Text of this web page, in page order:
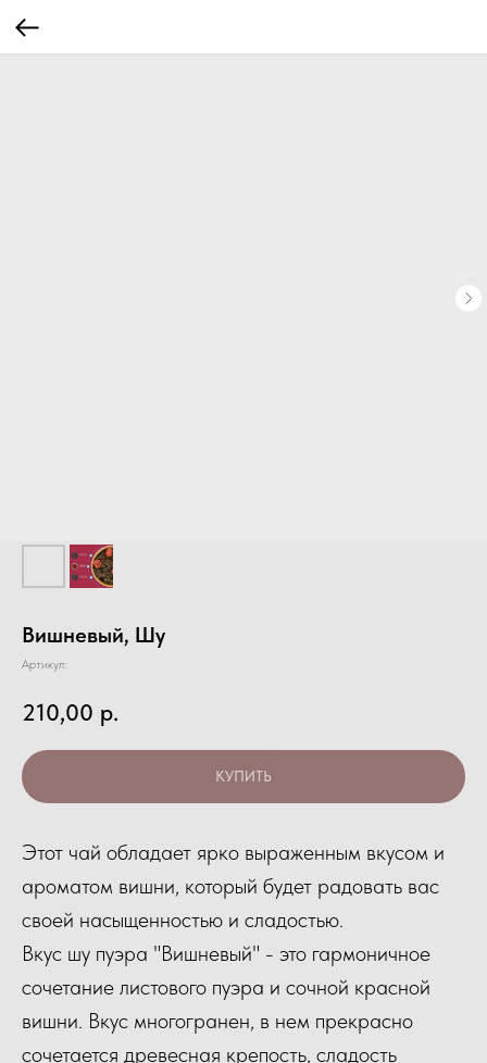
Вишневый, Шу
Артикул:
210,00 р.
КУПИТЬ
Этот чай обладает ярко выраженным вкусом и
ароматом вишни, который будет радовать вас
своей насыщенностью и сладостью.
Вкус шу пуэра "Вишневый" - это гармоничное
сочетание листового пуэра и сочной красной
вишни. Вкус многогранен, в нем прекрасно
сочетается древесная крепость, сладость